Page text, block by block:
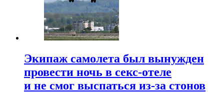
Экипаж самолета был вынужден
провести ночь в секс-отеле
и не смог выспаться из-за стонов